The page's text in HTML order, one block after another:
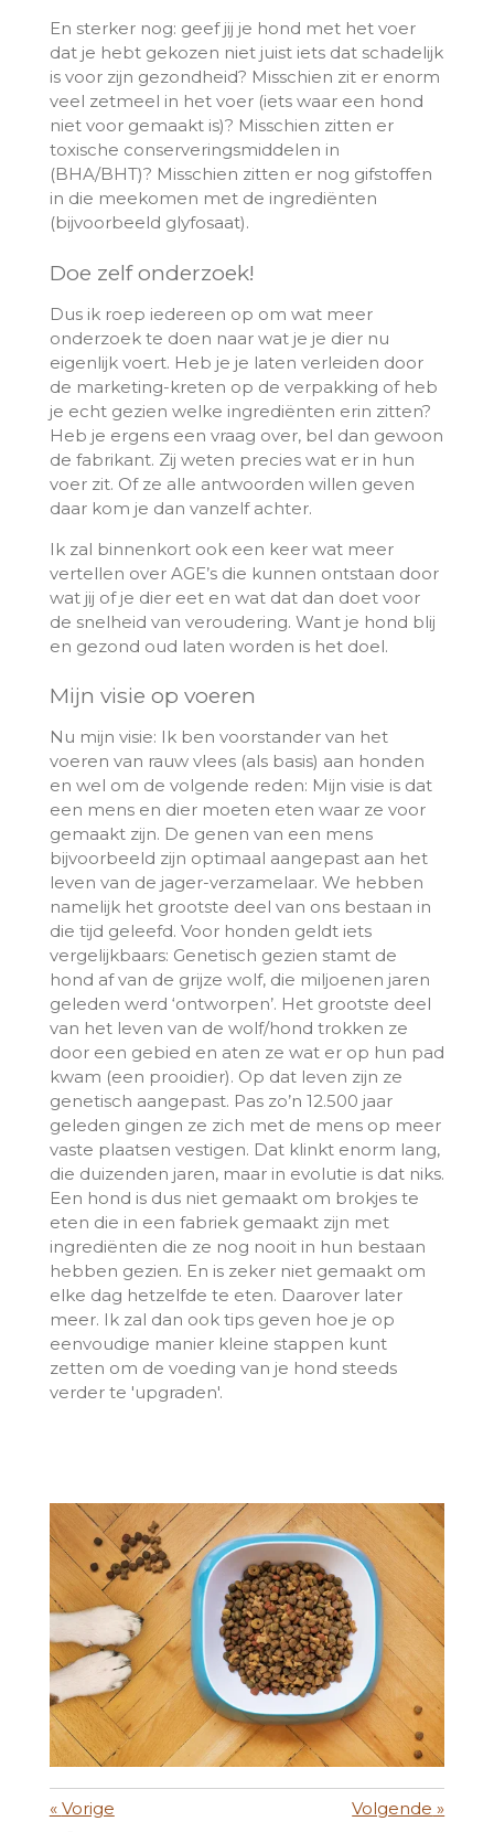
En sterker nog: geef jij je hond met het voer
dat je hebt gekozen niet juist iets dat schadelijk
is voor zijn gezondheid? Misschien zit er enorm
veel zetmeel in het voer (iets waar een hond
niet voor gemaakt is)? Misschien zitten er
toxische conserveringsmiddelen in
(BHA/BHT)? Misschien zitten er nog gifstoffen
in die meekomen met de ingrediënten
(bijvoorbeeld glyfosaat).
Doe zelf onderzoek!
Dus ik roep iedereen op om wat meer
onderzoek te doen naar wat je je dier nu
eigenlijk voert. Heb je je laten verleiden door
de marketing-kreten op de verpakking of heb
je echt gezien welke ingrediënten erin zitten?
Heb je ergens een vraag over, bel dan gewoon
de fabrikant. Zij weten precies wat er in hun
voer zit. Of ze alle antwoorden willen geven
daar kom je dan vanzelf achter.
Ik zal binnenkort ook een keer wat meer
vertellen over AGE’s die kunnen ontstaan door
wat jij of je dier eet en wat dat dan doet voor
de snelheid van veroudering. Want je hond blij
en gezond oud laten worden is het doel.
Mijn visie op voeren
Nu mijn visie: Ik ben voorstander van het
voeren van rauw vlees (als basis) aan honden
en wel om de volgende reden: Mijn visie is dat
een mens en dier moeten eten waar ze voor
gemaakt zijn. De genen van een mens
bijvoorbeeld zijn optimaal aangepast aan het
leven van de jager-verzamelaar. We hebben
namelijk het grootste deel van ons bestaan in
die tijd geleefd. Voor honden geldt iets
vergelijkbaars: Genetisch gezien stamt de
hond af van de grijze wolf, die miljoenen jaren
geleden werd ‘ontworpen’. Het grootste deel
van het leven van de wolf/hond trokken ze
door een gebied en aten ze wat er op hun pad
kwam (een prooidier). Op dat leven zijn ze
genetisch aangepast. Pas zo’n 12.500 jaar
geleden gingen ze zich met de mens op meer
vaste plaatsen vestigen. Dat klinkt enorm lang,
die duizenden jaren, maar in evolutie is dat niks.
Een hond is dus niet gemaakt om brokjes te
eten die in een fabriek gemaakt zijn met
ingrediënten die ze nog nooit in hun bestaan
hebben gezien. En is zeker niet gemaakt om
elke dag hetzelfde te eten. Daarover later
meer. Ik zal dan ook tips geven hoe je op
eenvoudige manier kleine stappen kunt
zetten om de voeding van je hond steeds
verder te 'upgraden'.
« Vorige Volgende »